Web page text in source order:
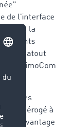
de l'interface
et la
clients
un atout
TimoCom
pas dérogé à
l'avantage